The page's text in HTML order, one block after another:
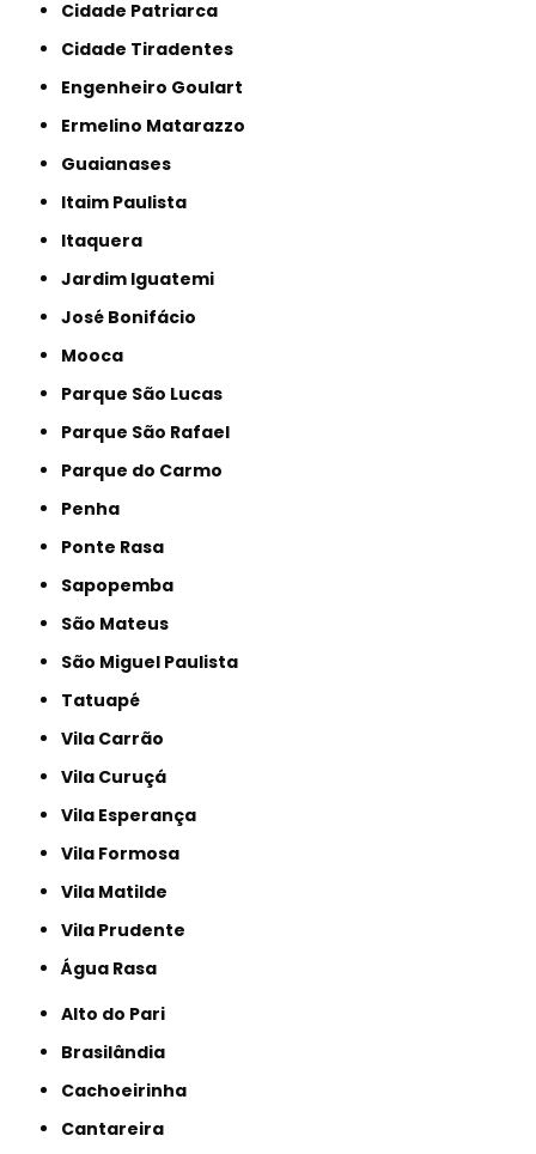
Cidade Patriarca
Cidade Tiradentes
Engenheiro Goulart
Ermelino Matarazzo
Guaianases
Itaim Paulista
Itaquera
Jardim Iguatemi
José Bonifácio
Mooca
Parque São Lucas
Parque São Rafael
Parque do Carmo
Penha
Ponte Rasa
Sapopemba
São Mateus
São Miguel Paulista
Tatuapé
Vila Carrão
Vila Curuçá
Vila Esperança
Vila Formosa
Vila Matilde
Vila Prudente
Água Rasa
Alto do Pari
Brasilândia
Cachoeirinha
Cantareira